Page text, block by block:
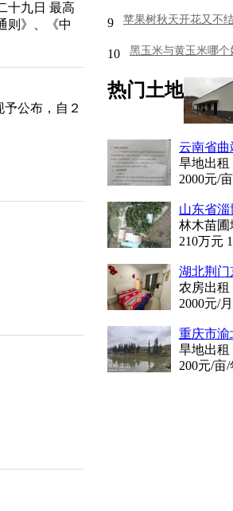
9
10
热门土地
旱地出租
2000元/
山东省
林木苗圃
210万元
农房出租
2000元/月
旱地出租
200元/亩/
十九日 最高
则》、《中
公布，自２